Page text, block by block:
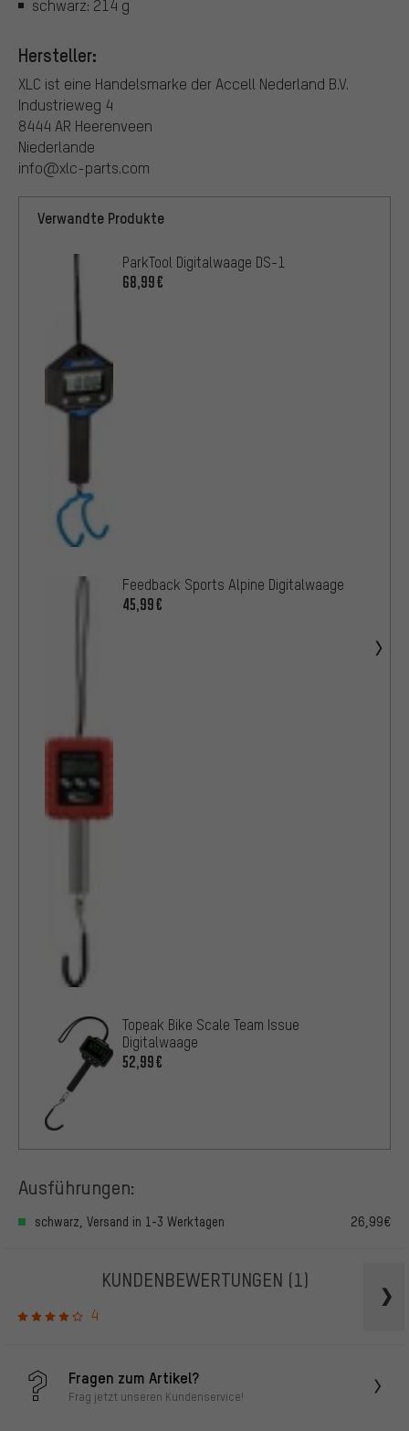
schwarz: 214 g
Hersteller:
XLC ist eine Handelsmarke der Accell Nederland B.V.
Industrieweg 4
8444 AR Heerenveen
Niederlande
info@xlc-parts.com
Verwandte Produkte
ParkTool Digitalwaage DS-1
68,99€
Feedback Sports Alpine Digitalwaage
45,99€
Topeak Bike Scale Team Issue
Digitalwaage
52,99€
Ausführungen:
schwarz, Versand in 1-3 Werktagen 26,99€
KUNDENBEWERTUNGEN (1)
4
Fragen zum Artikel?
Frag jetzt unseren Kundenservice!